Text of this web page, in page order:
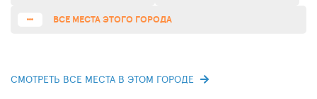
CAR)
ВСЕ МЕСТА ЭТОГО ГОРОДА
СМОТРЕТЬ ВСЕ МЕСТА В ЭТОМ ГОРОДЕ